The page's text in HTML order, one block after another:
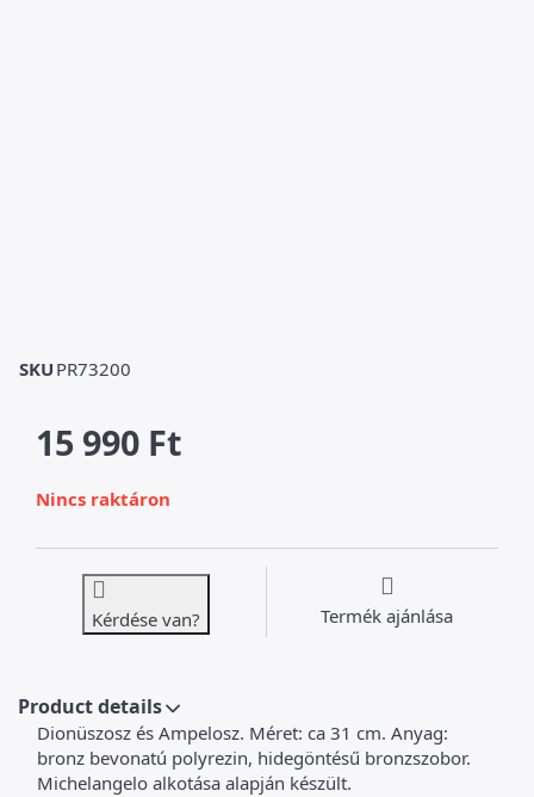
SKU PR73200
15 990 Ft
Nincs raktáron
Kérdése van? Termék ajánlása
Product details
Dionüszosz és Ampelosz. Méret: ca 31 cm. Anyag:
bronz bevonatú polyrezin, hidegöntésű bronzszobor.
Michelangelo alkotása alapján készült.